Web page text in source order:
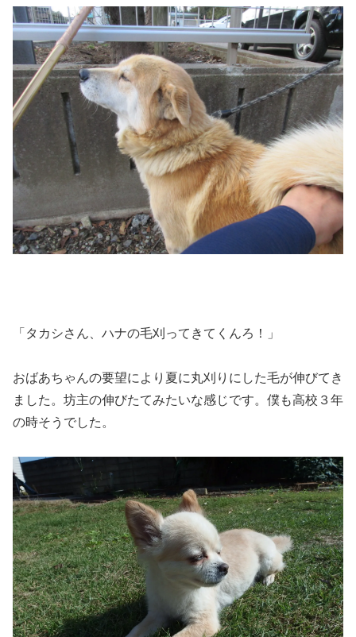
「タカシさん、ハナの毛刈ってきてくんろ！」
おばあちゃんの要望により夏に丸刈りにした毛が伸びてき
ました。坊主の伸びたてみたいな感じです。僕も高校３年
の時そうでした。